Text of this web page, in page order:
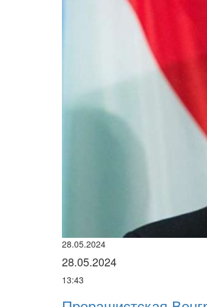
28.05.2024
28.05.2024
13:43